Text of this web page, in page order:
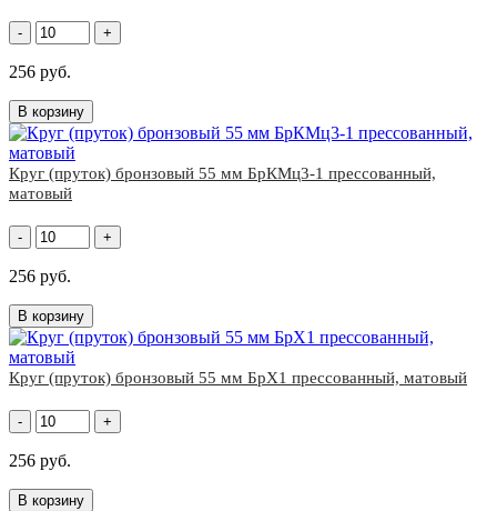
- +
256 руб.
В корзину
Круг (пруток) бронзовый 55 мм БрКМц3-1 прессованный,
матовый
- +
256 руб.
В корзину
Круг (пруток) бронзовый 55 мм БрХ1 прессованный, матовый
- +
256 руб.
В корзину